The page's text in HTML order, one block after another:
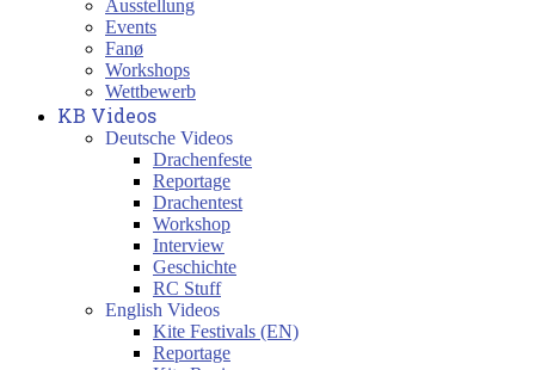
Ausstellung
Events
Fanø
Workshops
Wettbewerb
KB Videos
Deutsche Videos
Drachenfeste
Reportage
Drachentest
Workshop
Interview
Geschichte
RC Stuff
English Videos
Kite Festivals (EN)
Reportage